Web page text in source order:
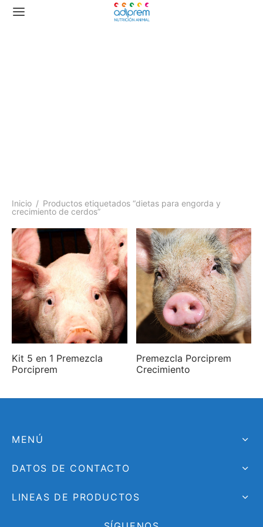
Inicio / Productos etiquetados “dietas para engorda y
crecimiento de cerdos”
Kit 5 en 1 Premezcla
Porciprem
Premezcla Porciprem
Crecimiento
MENÚ
DATOS DE CONTACTO
LINEAS DE PRODUCTOS